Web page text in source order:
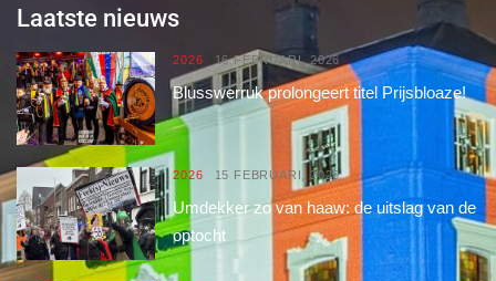
Laatste nieuws
2026 16 FEBRUARI, 2026
Blusswerruk prolongeert titel Prijsbloaze!
2026 15 FEBRUARI, 2026
Umdekker zo van haaw: de uitslag van de
optocht